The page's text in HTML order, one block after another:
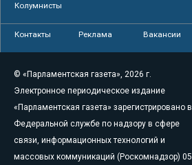
Колумнисты
Контакты Реклама Вакансии
© «Парламентская газета», 2026 г.
Электронное периодическое издание
«Парламентская газета» зарегистрировано в
Федеральной службе по надзору в сфере
связи, информационных технологий и
массовых коммуникаций (Роскомнадзор) 05